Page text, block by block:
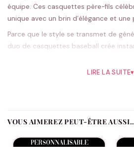
équipe. Ces casquettes père-fils
unique avec un brin d’élégance et une
Parce que le style se transmet de
duo de casquettes baseball crée
parfaitement à chacun, tandis que le
quotidien. Que vous optiez pour le lot
moment complice. Le réglage arrière
LIRE LA SUITE▾
VOUS AIMEREZ PEUT-ÊTRE